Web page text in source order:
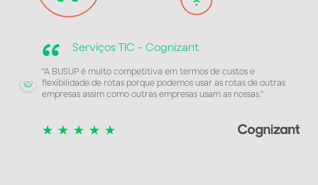
“ Serviços TIC - Cognizant
“A BUSUP é muito competitiva em termos de custos e
flexibilidade de rotas porque podemos usar as rotas de outras
empresas assim como outras empresas usam as nossas."